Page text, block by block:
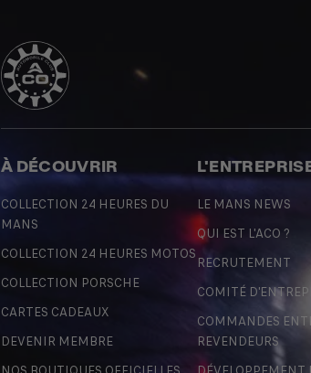
À DÉCOUVRIR
COLLECTION 24 HEURES DU
MANS
COLLECTION 24 HEURES MOTOS
COLLECTION PORSCHE
CARTES CADEAUX
DEVENIR MEMBRE
LE MANS NEWS
QUI EST L'ACO ?
RECRUTEMENT
COMITÉ
COMMANDES
REVENDEURS